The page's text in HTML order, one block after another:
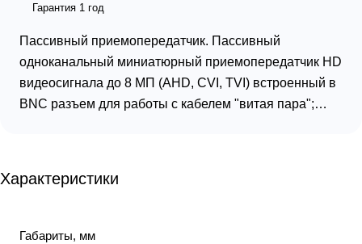
Гарантия 1 год
Пассивный приемопередатчик. Пассивный
одноканальный миниатюрный приемопередатчик HD
видеосигнала до 8 МП (AHD, CVI, TVI) встроенный в
BNC разъем для работы с кабелем "витая пара";
перенапряжений; Подавление помех Монтируется
-40...+50°C., 30х14,5х14,5 мм
Характеристики
Габариты, мм